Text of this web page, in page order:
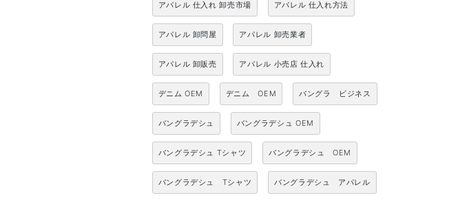
アパレル 仕入れ 卸売市場 アパレル 仕入れ方法
アパレル 卸問屋 アパレル 卸売業者
アパレル 卸販売 アパレル 小売店 仕入れ
デニム OEM デニム OEM バングラ ビジネス
バングラデシュ バングラデシュ OEM
バングラデシュ Tシャツ バングラデシュ OEM
バングラデシュ Tシャツ バングラデシュ アパレル